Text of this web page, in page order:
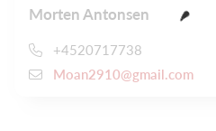
Morten Antonsen
+4520717738
Moan2910@gmail.com